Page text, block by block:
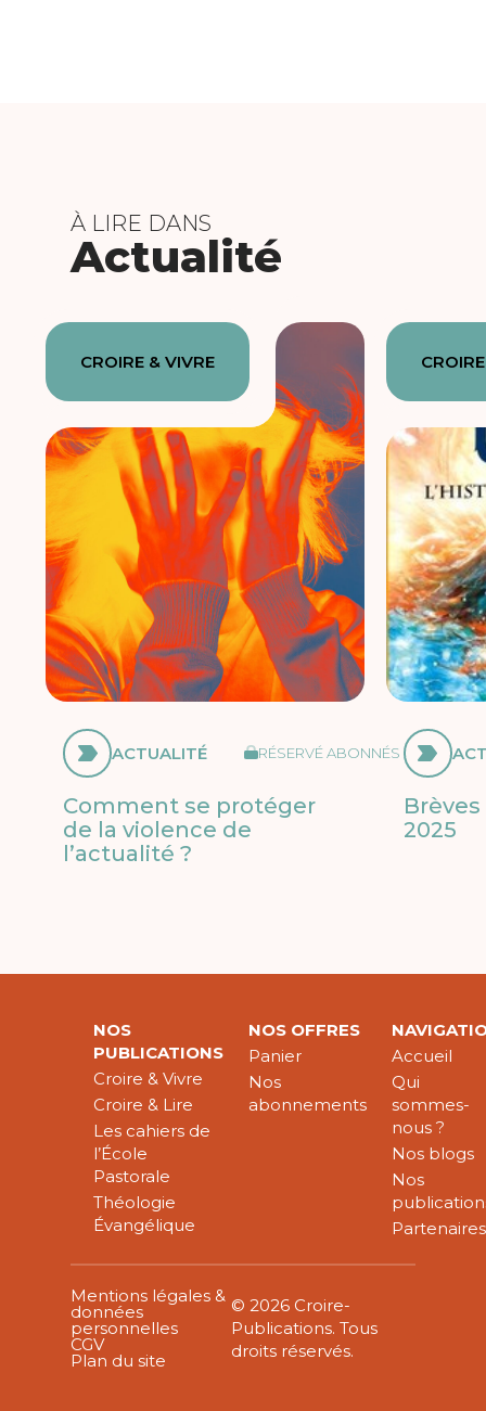
À LIRE DANS
Actualité
CROIRE & VIVRE
ACTUALITÉ RÉSERVÉ ABONNÉS
Comment se protéger
de la violence de
l’actualité ?
2025
NOS
PUBLICATIONS
Croire & Vivre
Croire & Lire
Les cahiers de
l’École
Pastorale
Théologie
Évangélique
NOS OFFRES
Panier
Nos
abonnements
Accueil
Qui
sommes-
nous ?
Nos blogs
Nos
Partenaires
Mentions légales &
données
personnelles
CGV
Plan du site
© 2026 Croire-
Publications. Tous
droits réservés.